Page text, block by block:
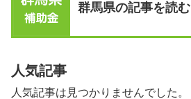
群馬県の記事を読む
人気記事
人気記事は見つかりませんでした。